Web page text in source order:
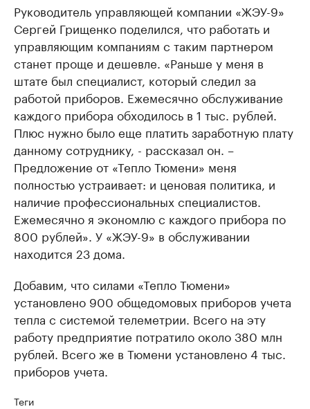
Руководитель управляющей компании «ЖЭУ-9»
Сергей Грищенко поделился, что работать и
управляющим компаниям с таким партнером
станет проще и дешевле. «Раньше у меня в
штате был специалист, который следил за
работой приборов. Ежемесячно обслуживание
каждого прибора обходилось в 1 тыс. рублей.
Плюс нужно было еще платить заработную плату
данному сотруднику, - рассказал он. –
Предложение от «Тепло Тюмени» меня
полностью устраивает: и ценовая политика, и
наличие профессиональных специалистов.
Ежемесячно я экономлю с каждого прибора по
800 рублей». У «ЖЭУ-9» в обслуживании
находится 23 дома.
Добавим, что силами «Тепло Тюмени»
установлено 900 общедомовых приборов учета
тепла с системой телеметрии. Всего на эту
работу предприятие потратило около 380 млн
рублей. Всего же в Тюмени установлено 4 тыс.
приборов учета.
Теги